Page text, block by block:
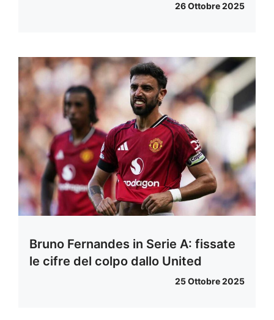
26 Ottobre 2025
Bruno Fernandes in Serie A: fissate
le cifre del colpo dallo United
25 Ottobre 2025